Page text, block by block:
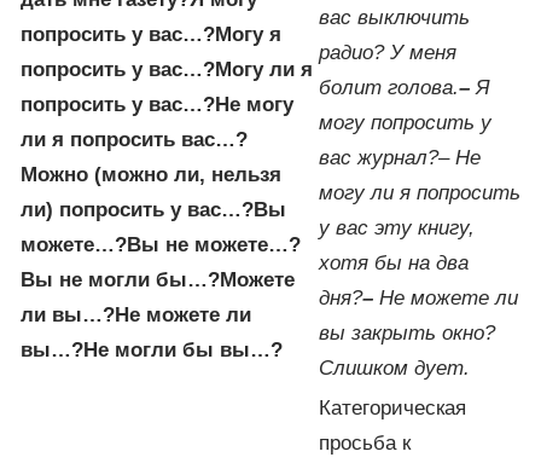
попросить у вас…?Могу я
попросить у вас…?Могу ли я
попросить у вас…?Не могу
ли я попросить вас…?
Можно (можно ли, нельзя
ли) попросить у вас…?Вы
можете…?Вы не можете…?
Вы не могли бы…?Можете
ли вы…?Не можете ли
вы…?Не могли бы вы…?
вас выключить
радио? У меня
болит голова.– Я
могу попросить у
вас журнал?– Не
могу ли я попросить
у вас эту книгу,
хотя бы на два
дня?– Не можете ли
вы закрыть окно?
Слишком дует.
Категорическая
просьба к